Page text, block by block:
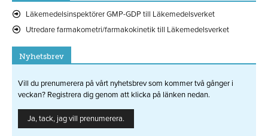
Läkemedelsinspektörer GMP-GDP till Läkemedelsverket
Utredare farmakometri/farmakokinetik till Läkemedelsverket
Nyhetsbrev
Vill du prenumerera på vårt nyhetsbrev som kommer två gånger i
veckan? Registrera dig genom att klicka på länken nedan.
Ja, tack, jag vill prenumerera.